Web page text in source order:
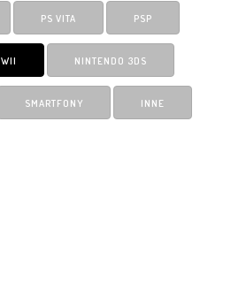
PS VITA PSP
WII NINTENDO 3DS
SMARTFONY INNE